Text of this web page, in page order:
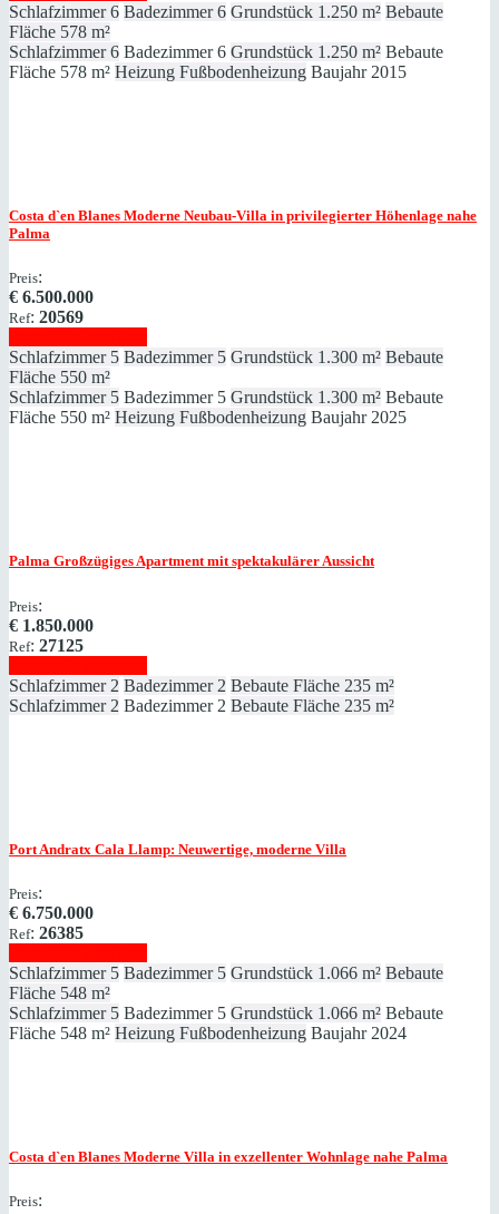
Schlafzimmer 6 Badezimmer 6 Grundstück 1.250 m² Bebaute
Fläche 578 m²
Schlafzimmer 6 Badezimmer 6 Grundstück 1.250 m² Bebaute
Fläche 578 m² Heizung Fußbodenheizung Baujahr 2015
Costa d`en Blanes Moderne Neubau-Villa in privilegierter Höhenlage nahe
Palma
Preis:
€ 6.500.000
Ref: 20569
Schlafzimmer 5 Badezimmer 5 Grundstück 1.300 m² Bebaute
Fläche 550 m²
Schlafzimmer 5 Badezimmer 5 Grundstück 1.300 m² Bebaute
Fläche 550 m² Heizung Fußbodenheizung Baujahr 2025
Palma Großzügiges Apartment mit spektakulärer Aussicht
Preis:
€ 1.850.000
Ref: 27125
Schlafzimmer 2 Badezimmer 2 Bebaute Fläche 235 m²
Schlafzimmer 2 Badezimmer 2 Bebaute Fläche 235 m²
Port Andratx Cala Llamp: Neuwertige, moderne Villa
Preis:
€ 6.750.000
Ref: 26385
Schlafzimmer 5 Badezimmer 5 Grundstück 1.066 m² Bebaute
Fläche 548 m²
Schlafzimmer 5 Badezimmer 5 Grundstück 1.066 m² Bebaute
Fläche 548 m² Heizung Fußbodenheizung Baujahr 2024
Costa d`en Blanes Moderne Villa in exzellenter Wohnlage nahe Palma
Preis: